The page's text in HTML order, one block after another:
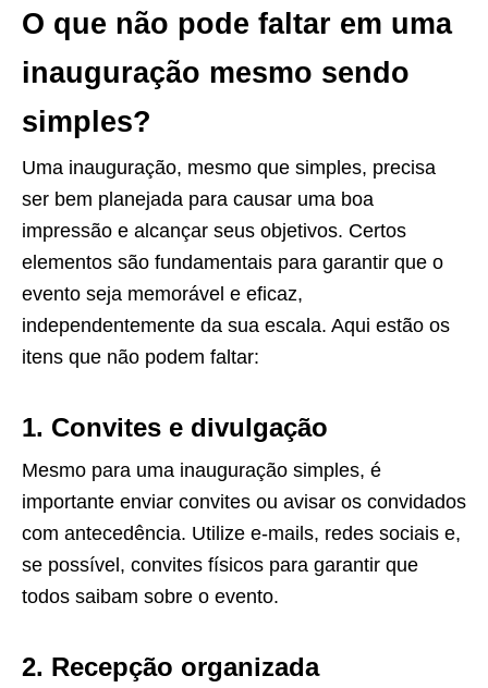
O que não pode faltar em uma
inauguração mesmo sendo
simples?
Uma inauguração, mesmo que simples, precisa
ser bem planejada para causar uma boa
impressão e alcançar seus objetivos. Certos
elementos são fundamentais para garantir que o
evento seja memorável e eficaz,
independentemente da sua escala. Aqui estão os
itens que não podem faltar:
1. Convites e divulgação
Mesmo para uma inauguração simples, é
importante enviar convites ou avisar os convidados
com antecedência. Utilize e-mails, redes sociais e,
se possível, convites físicos para garantir que
todos saibam sobre o evento.
2. Recepção organizada